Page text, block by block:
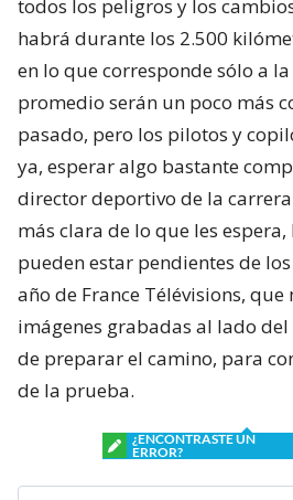
todos los peligros y los
habrá durante los 2.500
en lo que corresponde sólo a
promedio serán un poco más
pasado, pero los pilotos y
ya, esperar algo bastante
director deportivo de la
más clara de lo que les
pueden estar pendientes de
año de France Télévisions,
imágenes grabadas al lado
de preparar el camino, para
de la prueba.
¿ENCONTRASTE UN
ERROR?